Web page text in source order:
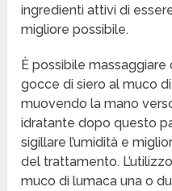
ingredienti attivi di
migliore possibile.
È possibile
gocce di siero al muco
muovendo la mano
idratante dopo questo
sigillare l’umidità e
del trattamento.
muco di lumaca una o